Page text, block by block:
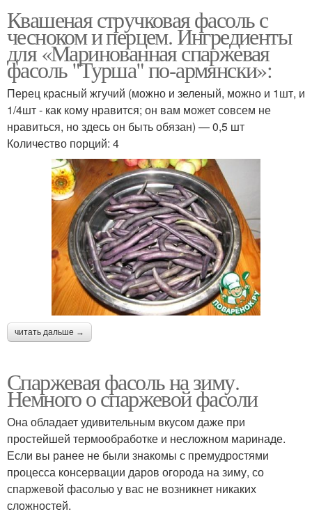
Квашеная стручковая фасоль с
чесноком и перцем. Ингредиенты
для «Маринованная спаржевая
фасоль "Турша" по-армянски»:
Перец красный жгучий (можно и зеленый, можно и 1шт, и
1/4шт - как кому нравится; он вам может совсем не
нравиться, но здесь он быть обязан) — 0,5 шт
Количество порций: 4
читать дальше →
Спаржевая фасоль на зиму.
Немного о спаржевой фасоли
Она обладает удивительным вкусом даже при
простейшей термообработке и несложном маринаде.
Если вы ранее не были знакомы с премудростями
процесса консервации даров огорода на зиму, со
спаржевой фасолью у вас не возникнет никаких
сложностей.